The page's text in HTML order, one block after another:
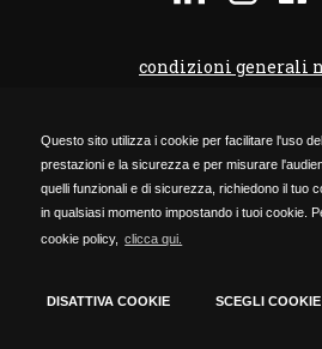
Questo sito utilizza i cookie per facilitare l'uso
prestazioni e la sicurezza e per misurare
quelli funzionali e di sicurezza, richiedono il tuo
in qualsiasi momento impostando i tuoi cookie.
cookie policy,
clicca qui.
DISATTIVA COOKIE SCEGLI COOKIE
condizioni generali
codice etico »
Privacy
Cookie Policy